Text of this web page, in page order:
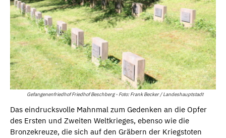
Gefangenenfriedhof Friedhof Beschberg - Foto: Frank Becker / Landeshauptstadt
Das eindrucksvolle Mahnmal zum Gedenken an die Opfer
des Ersten und Zweiten Weltkrieges, ebenso wie die
Bronzekreuze, die sich auf den Gräbern der Kriegstoten